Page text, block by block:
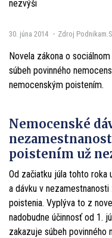
30. júna 2014 Zdroj
Novela zákona o
súbeh povinného
nemocenským poistením.
Nemocenské
poistením už
Od začiatku júla tohto roka
a dávku v
poistenia. Vyplýva to z
nadobudne účinnosť od 1.
zakazuje súbeh povinného